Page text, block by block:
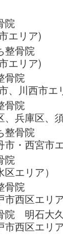
院
エリア)
整骨院
エリア)
骨院
、川西市エ
骨院
、兵庫区、
整骨院
市・西宮市
院
区エリア）
骨院
市西区エリア
院 明石大
市西区エリア